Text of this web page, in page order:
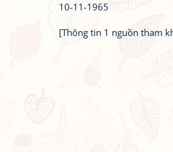
10-11-1965
[Thông tin 1 nguồn tham